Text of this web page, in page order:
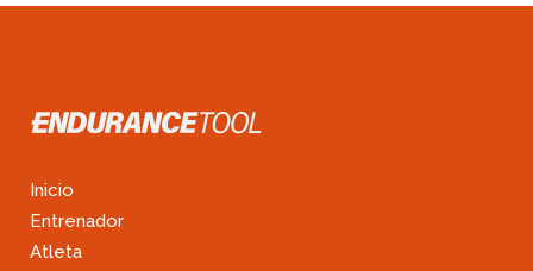
Inicio
Entrenador
Atleta